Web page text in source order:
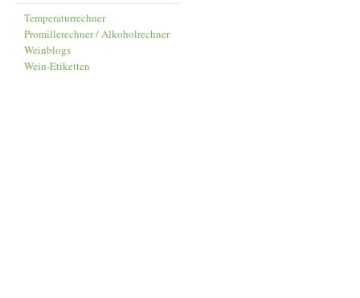
Temperaturrechner
Promillerechner / Alkoholrechner
Weinblogs
Wein-Etiketten